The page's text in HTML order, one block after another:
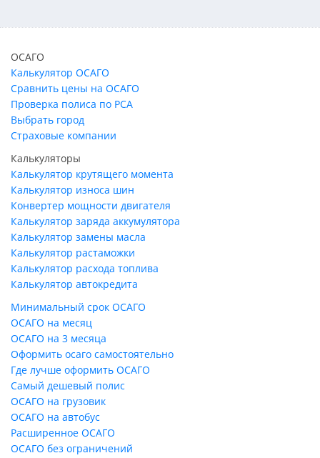
ОСАГО
Калькулятор ОСАГО
Сравнить цены на ОСАГО
Проверка полиса по РСА
Выбрать город
Страховые компании
Калькуляторы
Калькулятор крутящего момента
Калькулятор износа шин
Конвертер мощности двигателя
Калькулятор заряда аккумулятора
Калькулятор замены масла
Калькулятор растаможки
Калькулятор расхода топлива
Калькулятор автокредита
Минимальный срок ОСАГО
ОСАГО на месяц
ОСАГО на 3 месяца
Оформить осаго самостоятельно
Где лучше оформить ОСАГО
Самый дешевый полис
ОСАГО на грузовик
ОСАГО на автобус
Расширенное ОСАГО
ОСАГО без ограничений